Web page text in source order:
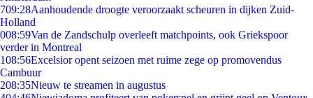
709:28Aanhoudende droogte veroorzaakt scheuren in dijken Zuid-
Holland
008:59Van de Zandschulp overleeft matchpoints, ook Griekspoor
verder in Montreal
108:56Excelsior opent seizoen met ruime zege op promovendus
Cambuur
208:35Nieuw te streamen in augustus